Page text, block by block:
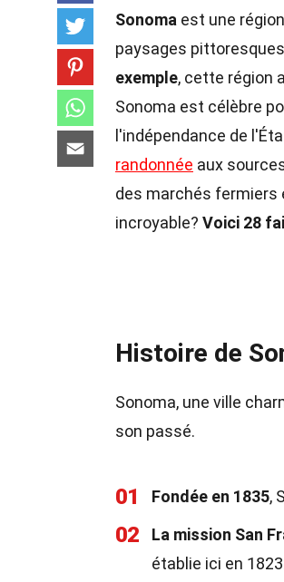
Sonoma est une
paysages
exemple, cette région
Sonoma est célèbre
l'indépendance de
randonnée aux
des marchés
incroyable? Voici 28
Histoire de
Sonoma, une ville
son passé.
01 Fondée en 1835,
02 La mission San
établie ici en